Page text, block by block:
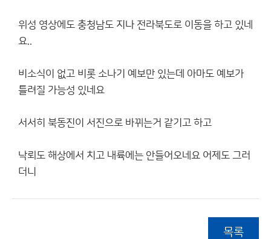
위성 영상에도 충청남도 지나 전라북도로 이동을 하고 있네
요..
비소식이 없고 비롯 소나기 예보만 있는데 아마도 예보가
틀려질 가능성 있네요
서서히 북동진이 서진으로 바뀌는거 같기고 하고
낙뢰도 해상에서 치고 내륙에는 안들어오네요 어제도 그러
더니
목록